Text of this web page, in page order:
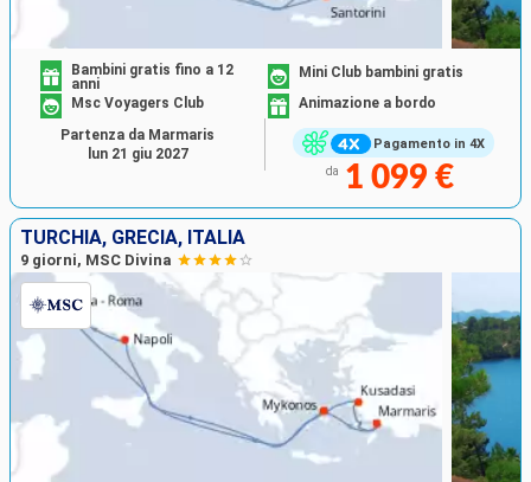
Pagamento in 4X
Bambini gratis fino a 12
anni
Mini Club bambini gratis
Msc Voyagers Club
Animazione a bordo
da 1 099 €
Partenza da Marmaris
lun 21 giu 2027
TURCHIA, GRECIA, ITALIA
9 giorni, MSC Divina